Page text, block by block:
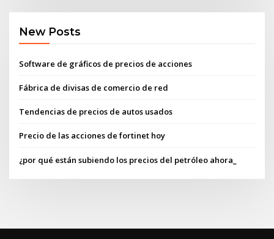
New Posts
Software de gráficos de precios de acciones
Fábrica de divisas de comercio de red
Tendencias de precios de autos usados
Precio de las acciones de fortinet hoy
¿por qué están subiendo los precios del petróleo ahora_